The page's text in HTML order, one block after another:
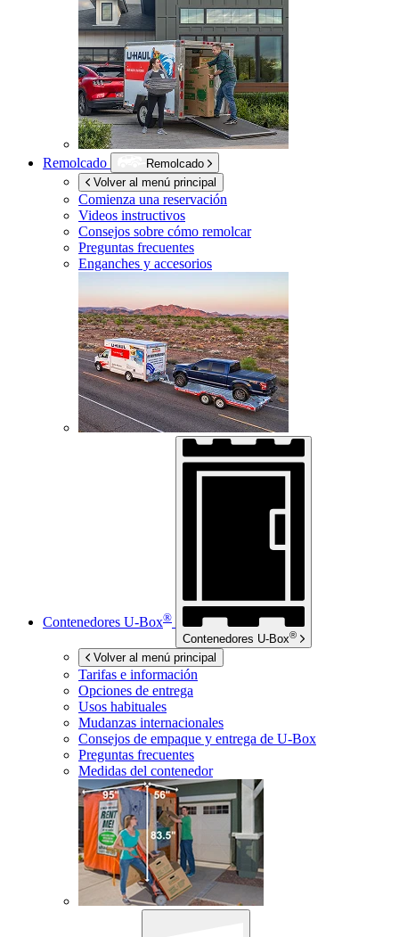
Remolcado
Remolcado
Volver al menú principal
Comienza una reservación
Videos instructivos
Consejos sobre cómo remolcar
Preguntas frecuentes
Enganches y accesorios
Contenedores U-Box®
Contenedores U-Box®
Volver al menú principal
Tarifas e información
Opciones de entrega
Usos habituales
Mudanzas internacionales
Consejos de empaque y entrega de U-Box
Preguntas frecuentes
Medidas del contenedor